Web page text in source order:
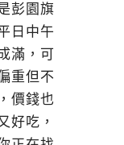
彭園旗
日中午
滿，可
重但不
價錢也
好吃，